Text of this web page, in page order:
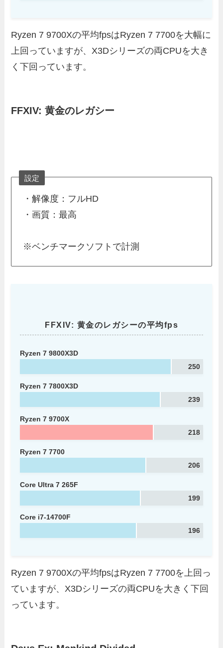
Ryzen 7 9700Xの平均fpsはRyzen 7 7700を大幅に
上回っていますが、X3Dシリーズの両CPUを大き
く下回っています。
FFXIV: 黄金のレガシー
設定
・解像度：フルHD
・画質：最高
※ベンチマークソフトで計測
FFXIV: 黄金のレガシーの平均fps
Ryzen 7 9800X3D
250
Ryzen 7 7800X3D
239
Ryzen 7 9700X
218
Ryzen 7 7700
206
Core Ultra 7 265F
199
Core i7-14700F
196
Ryzen 7 9700Xの平均fpsはRyzen 7 7700を上回っ
ていますが、X3Dシリーズの両CPUを大きく下回
っています。